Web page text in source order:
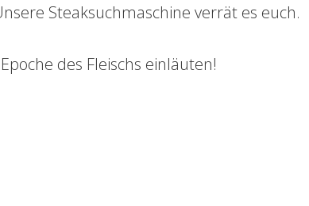
Steaksuchmaschine verrät es euch.
des Fleischs einläuten!